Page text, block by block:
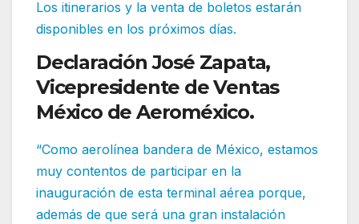
Los itinerarios y la venta de boletos estarán
disponibles en los próximos días.
Declaración José Zapata,
Vicepresidente de Ventas
México de Aeroméxico.
“Como aerolínea bandera de México, estamos
muy contentos de participar en la
inauguración de esta terminal aérea porque,
además de que será una gran instalación